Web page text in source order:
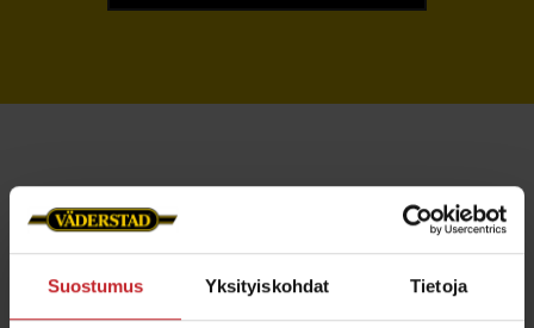
Suostumus Yksityiskohdat Tietoja
Tärkeitä työkaluja ja
resursseja Väderstad-
viljelijöille